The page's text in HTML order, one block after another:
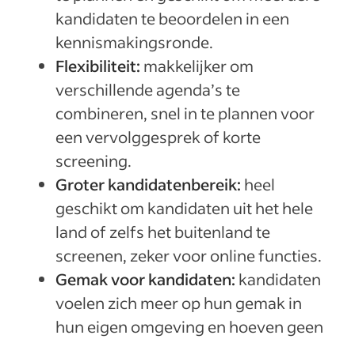
kandidaten te beoordelen in een
kennismakingsronde.
Flexibiliteit: makkelijker om
verschillende agenda’s te
combineren, snel in te plannen voor
een vervolggesprek of korte
screening.
Groter kandidatenbereik: heel
geschikt om kandidaten uit het hele
land of zelfs het buitenland te
screenen, zeker voor online functies.
Gemak voor kandidaten: kandidaten
voelen zich meer op hun gemak in
hun eigen omgeving en hoeven geen